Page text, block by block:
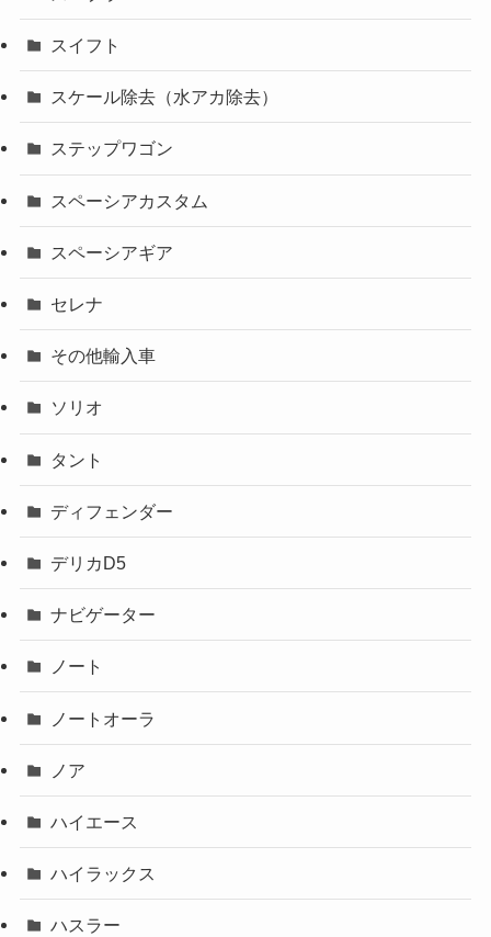
スイフト
スケール除去（水アカ除去）
ステップワゴン
スペーシアカスタム
スペーシアギア
セレナ
その他輸入車
ソリオ
タント
ディフェンダー
デリカD5
ナビゲーター
ノート
ノートオーラ
ノア
ハイエース
ハイラックス
ハスラー